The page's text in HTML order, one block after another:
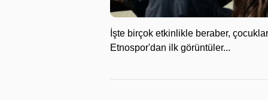
İşte birçok etkinlikle beraber,
Etnospor'dan ilk görüntüler...